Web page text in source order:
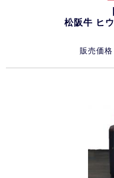
松阪牛 ヒ
販売価格